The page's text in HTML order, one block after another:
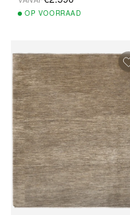
OP VOORRAAD